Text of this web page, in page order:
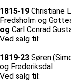
1815-19 Christiane
Fredsholm og
og Carl Conrad
Ved salg til:
1819-23 Søren
og Frederiksdal
Ved salg til: